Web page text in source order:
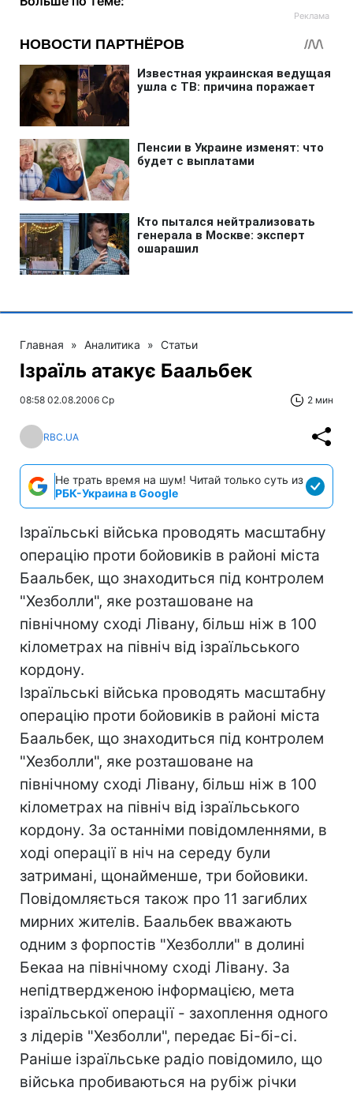
Главная » Аналитика » Статьи
Ізраїль атакує Баальбек
08:58 02.08.2006 Ср 2 мин
RBC.UA
Не трать время на шум! Читай только суть из
РБК-Украина в Google
Ізраїльські війська проводять масштабну
операцію проти бойовиків в районі міста
Баальбек, що знаходиться під контролем
"Хезболли", яке розташоване на
північному сході Лівану, більш ніж в 100
кілометрах на північ від ізраїльського
кордону.
Ізраїльські війська проводять масштабну
операцію проти бойовиків в районі міста
Баальбек, що знаходиться під контролем
"Хезболли", яке розташоване на
північному сході Лівану, більш ніж в 100
кілометрах на північ від ізраїльського
кордону. За останніми повідомленнями, в
ході операції в ніч на середу були
затримані, щонайменше, три бойовики.
Повідомляється також про 11 загиблих
мирних жителів. Баальбек вважають
одним з форпостів "Хезболли" в долині
Бекаа на північному сході Лівану. За
непідтвердженою інформацією, мета
ізраїльської операції - захоплення одного
з лідерів "Хезболли", передає Бі-бі-сі.
Раніше ізраїльське радіо повідомило, що
війська пробиваються на рубіж річки